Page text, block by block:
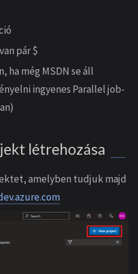
pár $
ha még MSDN se áll
ingyenes Parallel job-
létrehozása
amelyben tudjuk majd